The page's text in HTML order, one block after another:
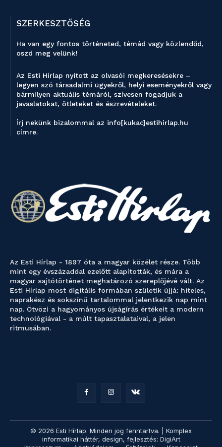
SZERKESZTŐSÉG
Ha van egy fontos történeted, témád vagy közlendőd,
oszd meg velünk!
Az Esti Hírlap nyitott az olvasói megkeresésekre –
legyen szó társadalmi ügyekről, helyi eseményekről vagy
bármilyen aktuális témáról, szívesen fogadjuk a
javaslatokat, ötleteket és észrevételeket.
Írj nekünk bizalommal az info[kukac]estihirlap.hu
címre.
Az Esti Hírlap - 1897 óta a magyar közélet része. Több
mint egy évszázaddal ezelőtt alapították, és mára a
magyar sajtótörténet meghatározó szereplőjévé vált. Az
Esti Hírlap most digitális formában születik újjá: hiteles,
naprakész és sokszínű tartalommal jelentkezik nap mint
nap. Ötvözi a hagyományos újságírás értékeit a modern
technológiával - a múlt tapasztalataival, a jelen
ritmusában.
© 2026 Esti Hírlap. Minden jog fenntartva. | Komplex
informatikai háttér, design, fejlesztés: DigiArt